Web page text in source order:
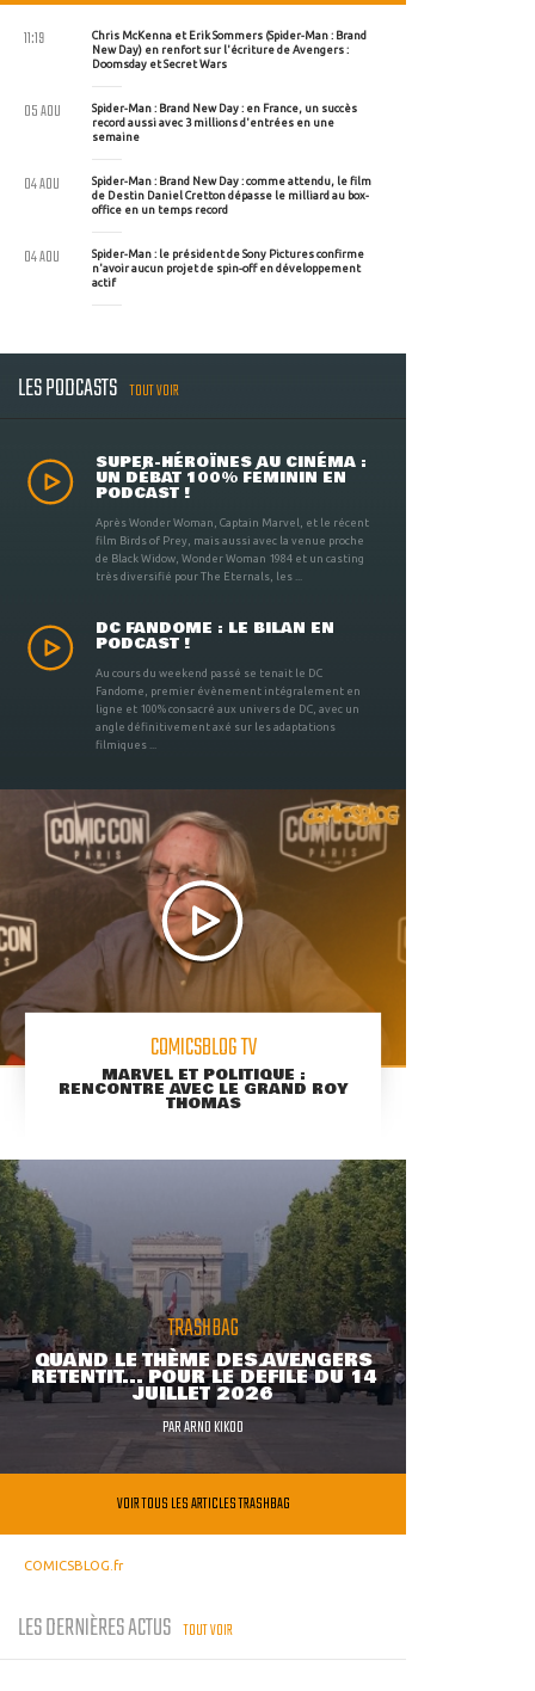
Chris McKenna et Erik Sommers (Spider-Man : Brand
New Day) en renfort sur l'écriture de Avengers :
Doomsday et Secret Wars
11:19
Spider-Man : Brand New Day : en France, un succès
record aussi avec 3 millions d'entrées en une
semaine
05 AOU
Spider-Man : Brand New Day : comme attendu, le film
de Destin Daniel Cretton dépasse le milliard au box-
office en un temps record
04 AOU
Spider-Man : le président de Sony Pictures confirme
n'avoir aucun projet de spin-off en développement
actif
04 AOU
LES PODCASTS TOUT VOIR
SUPER-HÉROÏNES AU CINÉMA :
UN DÉBAT 100% FÉMININ EN
PODCAST !
Après Wonder Woman, Captain Marvel, et le récent
film Birds of Prey, mais aussi avec la venue proche
de Black Widow, Wonder Woman 1984 et un casting
très diversifié pour The Eternals, les ...
DC FANDOME : LE BILAN EN
PODCAST !
Au cours du weekend passé se tenait le DC
Fandome, premier évènement intégralement en
ligne et 100% consacré aux univers de DC, avec un
angle définitivement axé sur les adaptations
filmiques ...
COMICSBLOG TV
MARVEL ET POLITIQUE :
RENCONTRE AVEC LE GRAND ROY
THOMAS
TRASHBAG
QUAND LE THÈME DES AVENGERS
RETENTIT... POUR LE DÉFILÉ DU 14
JUILLET 2026
PARARNO KIKOO
VOIR TOUS LES ARTICLES TRASHBAG
COMICSBLOG.fr
LES DERNIÈRES ACTUS TOUT VOIR